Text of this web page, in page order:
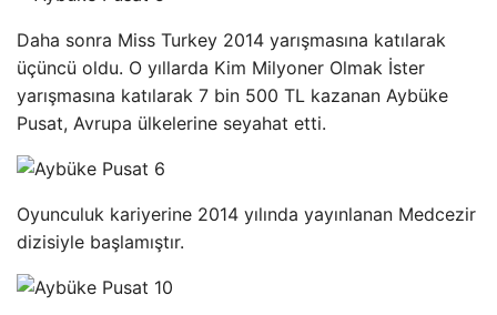
Daha sonra Miss Turkey 2014 yarışmasına katılarak
üçüncü oldu. O yıllarda Kim Milyoner Olmak İster
yarışmasına katılarak 7 bin 500 TL kazanan Aybüke
Pusat, Avrupa ülkelerine seyahat etti.
Oyunculuk kariyerine 2014 yılında yayınlanan Medcezir
dizisiyle başlamıştır.